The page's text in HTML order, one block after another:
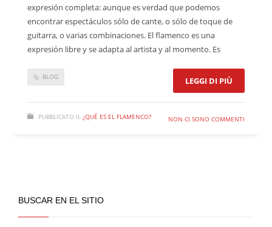
expresión completa: aunque es verdad que podemos
encontrar espectáculos sólo de cante, o sólo de toque de
guitarra, o varias combinaciones. El flamenco es una
expresión libre y se adapta al artista y al momento. Es
BLOG LEGGI DI PIÙ
PUBBLICATO IL ¿QUÉ ES EL FLAMENCO? NON CI SONO COMMENTI
BUSCAR EN EL SITIO